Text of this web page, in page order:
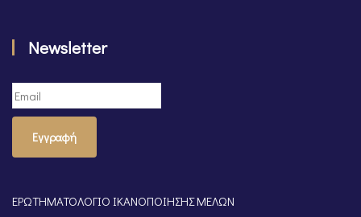
Newsletter
Εγγραφή
ΕΡΩΤΗΜΑΤΟΛΟΓΙΟ ΙΚΑΝΟΠΟΙΗΣΗΣ ΜΕΛΩΝ